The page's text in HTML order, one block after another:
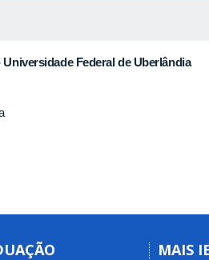
Federal de Uberlândia
MAIS